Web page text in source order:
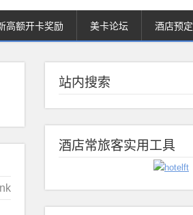
高额开卡奖励 美卡论坛 酒店预定
站内搜索
酒店常旅客实用工具